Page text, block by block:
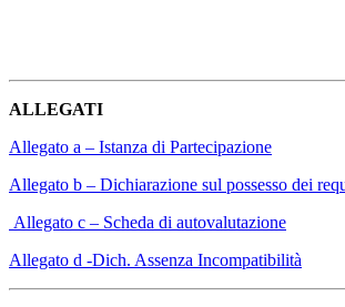
ALLEGATI
Allegato a – Istanza di Partecipazione
Allegato b – Dichiarazione sul possesso dei
Allegato c – Scheda di autovalutazione
Allegato d -Dich. Assenza Incompatibilità